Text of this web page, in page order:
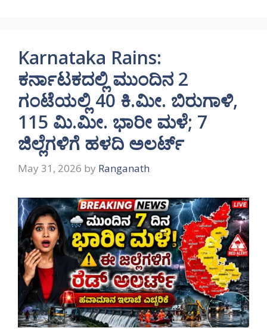
Karnataka Rains:
ಕರ್ನಾಟಕದಲ್ಲಿ ಮುಂದಿನ 2
ಗಂಟೆಯಲ್ಲಿ 40 ಕಿ.ಮೀ. ಬಿರುಗಾಳಿ,
115 ಮಿ.ಮೀ. ಭಾರೀ ಮಳೆ; 7
ಜಿಲ್ಲೆಗಳಿಗೆ ಹಳದಿ ಅಲರ್ಟ್
May 31, 2026 by Ranganath